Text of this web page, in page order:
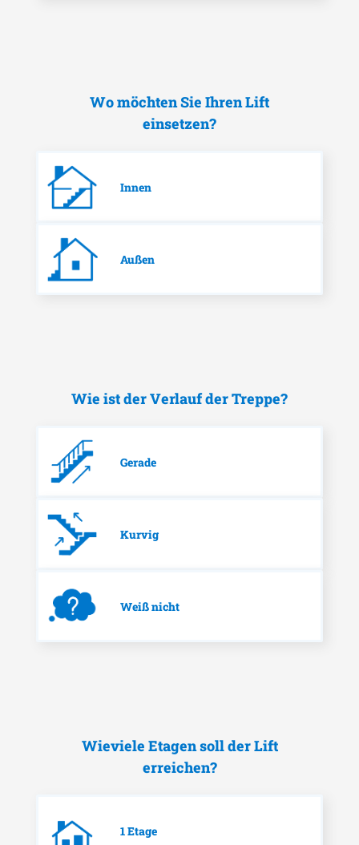
Wo möchten Sie Ihren Lift
einsetzen?
Innen
Außen
Wie ist der Verlauf der Treppe?
Gerade
Kurvig
Weiß nicht
Wieviele Etagen soll der Lift
erreichen?
1 Etage